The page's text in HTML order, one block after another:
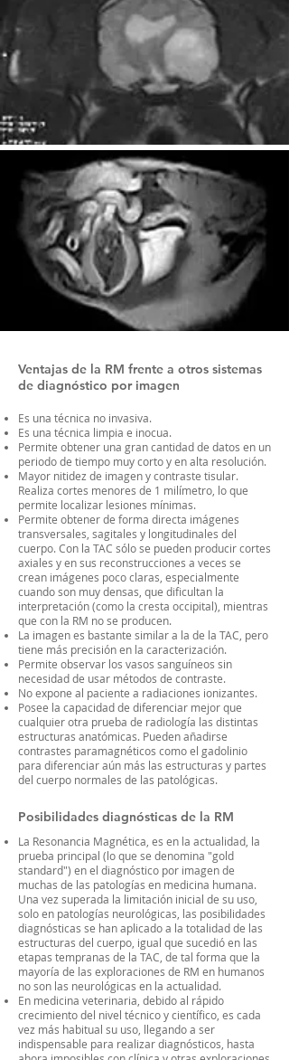
Ventajas de la RM frente a otros sistemas
de diagnóstico por imagen
Es una técnica no invasiva.
Es una técnica limpia e inocua.
Permite obtener una gran cantidad de datos en un
periodo de tiempo muy corto y en alta resolución.
Mayor nitidez de imagen y contraste tisular.
Realiza cortes menores de 1 milímetro, lo que
permite localizar lesiones mínimas.
Permite obtener de forma directa imágenes
transversales, sagitales y longitudinales del
cuerpo. Con la TAC sólo se pueden producir cortes
axiales y en sus reconstrucciones a veces se
crean imágenes poco claras, especialmente
cuando son muy densas, que dificultan la
interpretación (como la cresta occipital), mientras
que con la RM no se producen.
La imagen es bastante similar a la de la TAC, pero
tiene más precisión en la caracterización.
Permite observar los vasos sanguíneos sin
necesidad de usar métodos de contraste.
No expone al paciente a radiaciones ionizantes.
Posee la capacidad de diferenciar mejor que
cualquier otra prueba de radiología las distintas
estructuras anatómicas. Pueden añadirse
contrastes paramagnéticos como el gadolinio
para diferenciar aún más las estructuras y partes
del cuerpo normales de las patológicas.
Posibilidades diagnósticas de la RM
La Resonancia Magnética, es en la actualidad, la
prueba principal (lo que se denomina "gold
standard") en el diagnóstico por imagen de
muchas de las patologías en medicina humana.
Una vez superada la limitación inicial de su uso,
solo en patologías neurológicas, las posibilidades
diagnósticas se han aplicado a la totalidad de las
estructuras del cuerpo, igual que sucedió en las
etapas tempranas de la TAC, de tal forma que la
mayoría de las exploraciones de RM en humanos
no son las neurológicas en la actualidad.
En medicina veterinaria, debido al rápido
crecimiento del nivel técnico y científico, es cada
vez más habitual su uso, llegando a ser
indispensable para realizar diagnósticos, hasta